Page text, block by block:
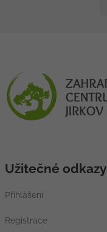
Užitečné odkazy
Přihlášení
Registrace